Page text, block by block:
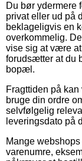
Du bør
privat eller ud på
beklageligvis en
overkommelig.
vise sig at være
forudsætter at du
bopæl.
Fragttiden på
bruge din ordre
selvfølgelig
leveringsdato på
Mange
varenumre,